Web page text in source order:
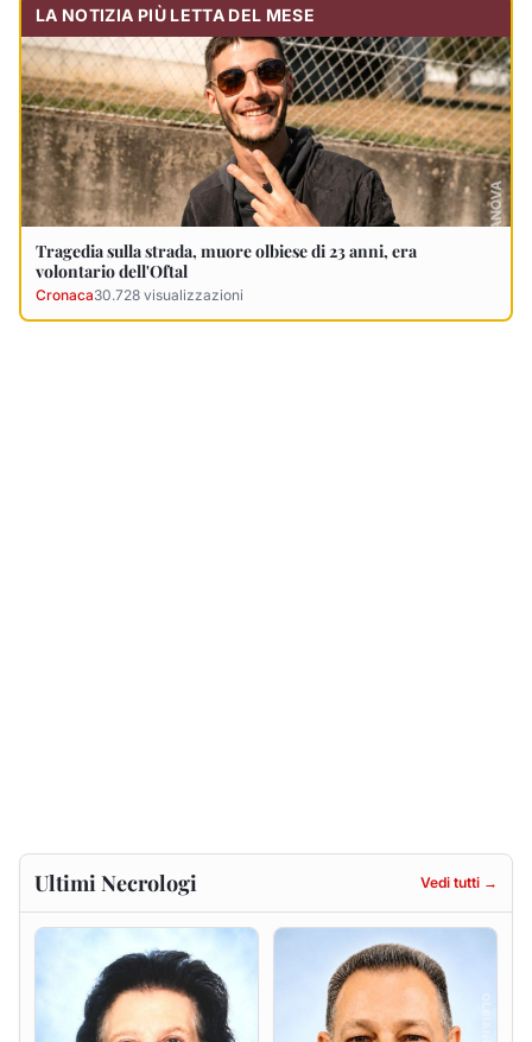
Francesca Anna Pirina
ved. Pileri
6 agosto 2026
Massimo Ricciu
6 agosto 2026